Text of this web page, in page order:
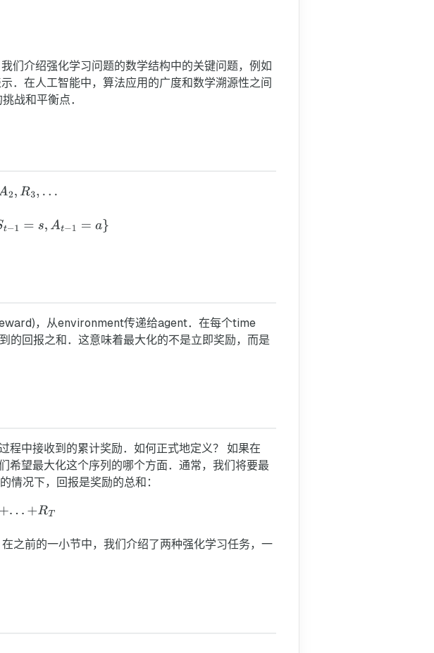
们介绍强化学习问题的数学结构中的关键问题，例如
．在人工智能中，算法应用的广度和数学溯源性之间
战和平衡点．
，从environment传递给agent．在每个time
的回报之和．这意味着最大化的不是立即奖励，而是
程中接收到的累计奖励．如何正式地定义？ 如果在
希望最大化这个序列的哪个方面．通常，我们将要最
情况下，回报是奖励的总和：
之前的一小节中，我们介绍了两种强化学习任务，一